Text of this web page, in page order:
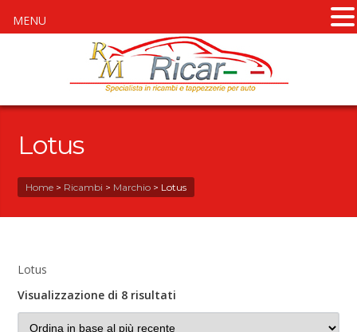
Lotus
Home > Ricambi > Marchio > Lotus
Lotus
Visualizzazione di 8 risultati
MENU